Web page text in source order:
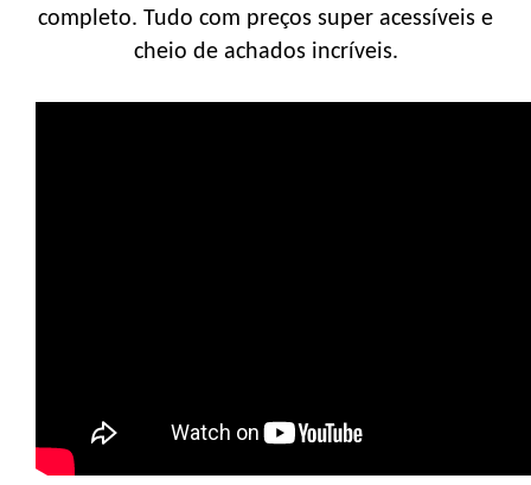
completo. Tudo com preços super acessíveis e
cheio de achados incríveis.